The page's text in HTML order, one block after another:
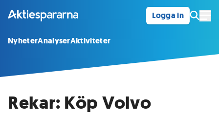
Logga in
NyheterAnalyserAktiviteter
Rekar: Köp Volvo